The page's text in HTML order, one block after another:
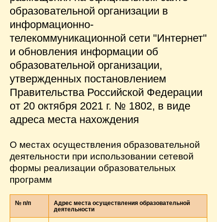
образовательной организации в
информационно-
телекоммуникационной сети "Интернет"
и обновления информации об
образовательной организации,
утвержденных постановлением
Правительства Российской Федерации
от 20 октября 2021 г. № 1802, в виде
адреса места нахождения
О местах осуществления образовательной
деятельности при использовании сетевой
формы реализации образовательных
программ
№ п/п
Адрес места осуществления образовательной
деятельности